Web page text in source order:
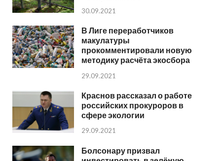
30.09.2021
В Лиге переработчиков
макулатуры
прокомментировали новую
методику расчёта экосбора
29.09.2021
Краснов рассказал о работе
российских прокуроров в
сфере экологии
29.09.2021
Болсонару призвал